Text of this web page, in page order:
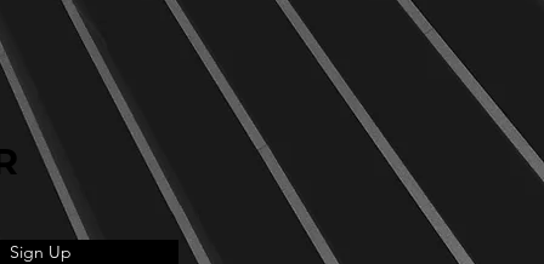
Sign Up